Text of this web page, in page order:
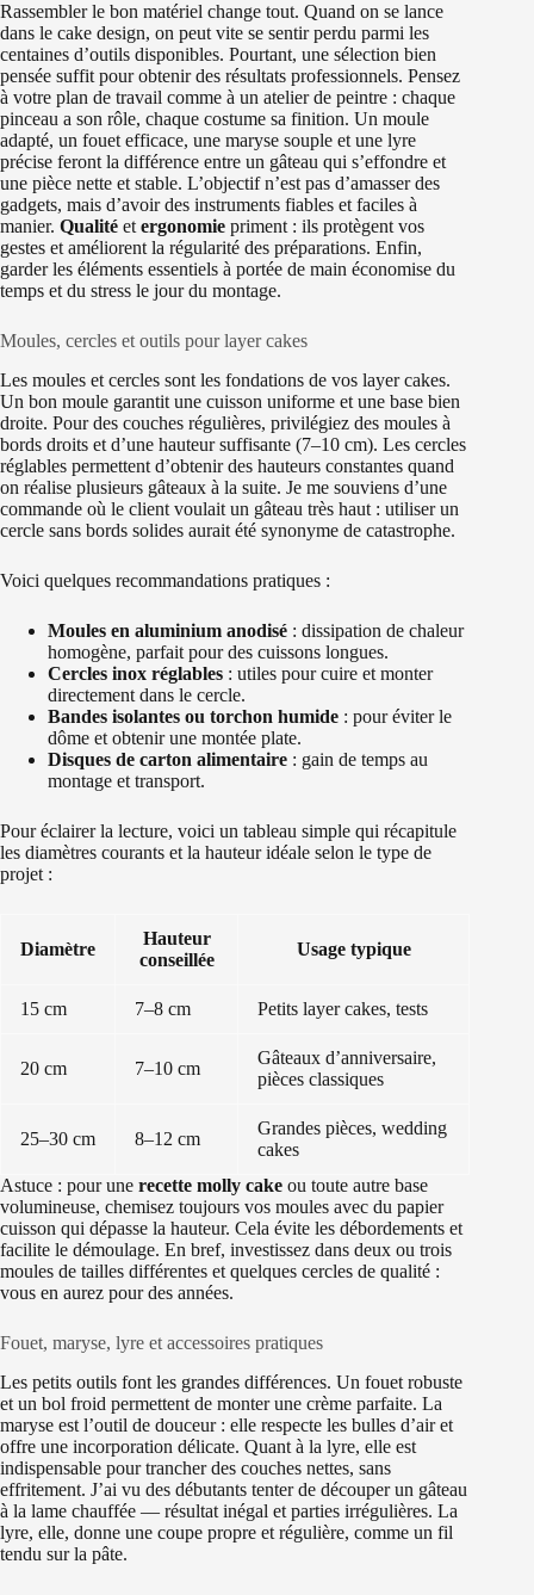
Rassembler le bon matériel change tout. Quand on se lance
dans le cake design, on peut vite se sentir perdu parmi les
centaines d’outils disponibles. Pourtant, une sélection bien
pensée suffit pour obtenir des résultats professionnels. Pensez
à votre plan de travail comme à un atelier de peintre : chaque
pinceau a son rôle, chaque costume sa finition. Un moule
adapté, un fouet efficace, une maryse souple et une lyre
précise feront la différence entre un gâteau qui s’effondre et
une pièce nette et stable. L’objectif n’est pas d’amasser des
gadgets, mais d’avoir des instruments fiables et faciles à
manier. Qualité et ergonomie priment : ils protègent vos
gestes et améliorent la régularité des préparations. Enfin,
garder les éléments essentiels à portée de main économise du
temps et du stress le jour du montage.
Moules, cercles et outils pour layer cakes
Les moules et cercles sont les fondations de vos layer cakes.
Un bon moule garantit une cuisson uniforme et une base bien
droite. Pour des couches régulières, privilégiez des moules à
bords droits et d’une hauteur suffisante (7–10 cm). Les cercles
réglables permettent d’obtenir des hauteurs constantes quand
on réalise plusieurs gâteaux à la suite. Je me souviens d’une
commande où le client voulait un gâteau très haut : utiliser un
cercle sans bords solides aurait été synonyme de catastrophe.
Voici quelques recommandations pratiques :
Moules en aluminium anodisé : dissipation de chaleur
homogène, parfait pour des cuissons longues.
Cercles inox réglables : utiles pour cuire et monter
directement dans le cercle.
Bandes isolantes ou torchon humide : pour éviter le
dôme et obtenir une montée plate.
Disques de carton alimentaire : gain de temps au
montage et transport.
Pour éclairer la lecture, voici un tableau simple qui récapitule
les diamètres courants et la hauteur idéale selon le type de
projet :
Diamètre
Hauteur
conseillée
Usage typique
15 cm 7–8 cm Petits layer cakes, tests
20 cm 7–10 cm
Gâteaux d’anniversaire,
pièces classiques
25–30 cm 8–12 cm
Grandes pièces, wedding
cakes
Astuce : pour une recette molly cake ou toute autre base
volumineuse, chemisez toujours vos moules avec du papier
cuisson qui dépasse la hauteur. Cela évite les débordements et
facilite le démoulage. En bref, investissez dans deux ou trois
moules de tailles différentes et quelques cercles de qualité :
vous en aurez pour des années.
Fouet, maryse, lyre et accessoires pratiques
Les petits outils font les grandes différences. Un fouet robuste
et un bol froid permettent de monter une crème parfaite. La
maryse est l’outil de douceur : elle respecte les bulles d’air et
offre une incorporation délicate. Quant à la lyre, elle est
indispensable pour trancher des couches nettes, sans
effritement. J’ai vu des débutants tenter de découper un gâteau
à la lame chauffée — résultat inégal et parties irrégulières. La
lyre, elle, donne une coupe propre et régulière, comme un fil
tendu sur la pâte.